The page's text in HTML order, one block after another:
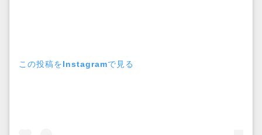
この投稿をInstagramで見る